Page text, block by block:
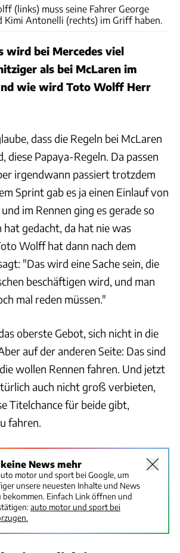
(links) muss seine Fahrer George
Kimi Antonelli (rechts) im Griff haben.
wird bei Mercedes viel
als bei McLaren im
wie wird Toto Wolff Herr
dass die Regeln bei McLaren
diese Papaya-Regeln. Da passen
irgendwann passiert trotzdem
Sprint gab es ja einen Einlauf von
im Rennen ging es gerade so
gedacht, da hat nie was
Wolff hat dann nach dem
"Das wird eine Sache sein, die
beschäftigen wird, und man
mal reden müssen."
oberste Gebot, sich nicht in die
auf der anderen Seite: Das sind
wollen Rennen fahren. Und jetzt
auch nicht groß verbieten,
Titelchance für beide gibt,
fahren.
News mehr
motor und sport bei Google, um
unsere neuesten Inhalte und News
bekommen. Einfach Link öffnen und
auto motor und sport bei